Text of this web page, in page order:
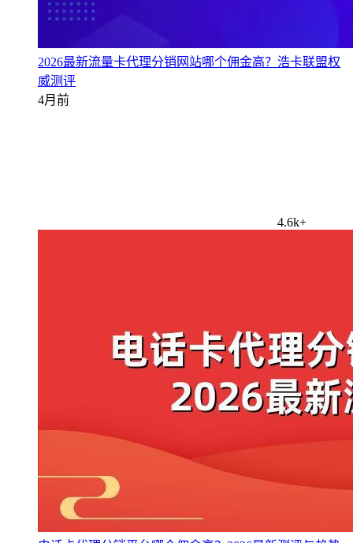
2026最新流量卡代理分销网站哪个佣金高？浩卡联盟权
威测评
4月前
4.6k+